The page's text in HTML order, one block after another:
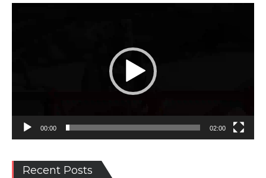
00:00 02:00
Recent Posts